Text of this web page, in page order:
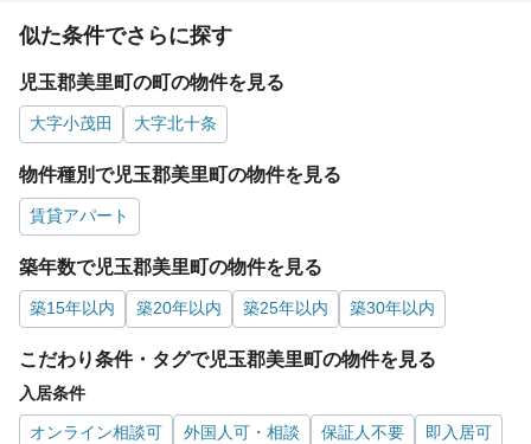
似た条件でさらに探す
児玉郡美里町の町の物件を見る
大字小茂田 大字北十条
物件種別で児玉郡美里町の物件を見る
賃貸アパート
築年数で児玉郡美里町の物件を見る
築15年以内 築20年以内 築25年以内 築30年以内
こだわり条件・タグで児玉郡美里町の物件を見る
入居条件
オンライン相談可 外国人可・相談 保証人不要
即入居可